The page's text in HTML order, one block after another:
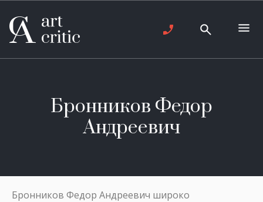
Бронников Федор
Андреевич
Бронников Федор Андреевич широко